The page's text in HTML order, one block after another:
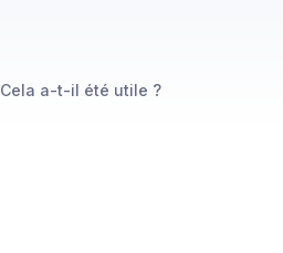
Cela a-t-il été utile ?